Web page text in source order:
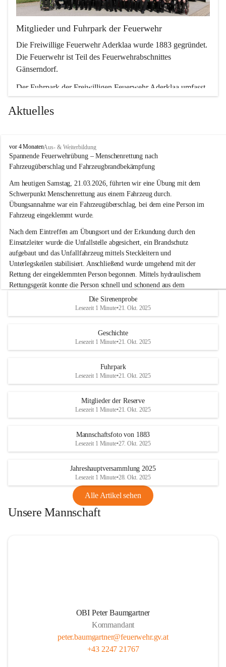
Mitglieder und Fuhrpark der Feuerwehr
Die Freiwillige Feuerwehr Aderklaa wurde 1883 gegründet.
Die Feuerwehr ist Teil des Feuerwehrabschnittes
Gänserndorf.
Der Fuhrpark der Freiwilligen Feuerwehr Aderklaa umfasst
ein RLFA-2000 der Marke Mercedes Artego und ein MTFA
der Marke Mercedes Sprinter. Weiters haben wir noch einen
Aktuelles
F
r
e
w
i
l
l
i
g
e
F
e
u
e
r
w
e
a
vor 4 MonatenAus- & Weiterbildung
Spannende Feuerwehrübung – Menschenrettung nach
Fahrzeugüberschlag und Fahrzeugbrandbekämpfung
Am heutigen Samstag, 21.03.2026, führten wir eine Übung mit dem
Schwerpunkt Menschenrettung aus einem Fahrzeug durch.
Übungsannahme war ein Fahrzeugüberschlag, bei dem eine Person im
Fahrzeug eingeklemmt wurde.
Nach dem Eintreffen am Übungsort und der Erkundung durch den
Einsatzleiter wurde die Unfallstelle abgesichert, ein Brandschutz
aufgebaut und das Unfallfahrzeug mittels Steckleitern und
Unterlegskeilen stabilisiert. Anschließend wurde umgehend mit der
Rettung der eingeklemmten Person begonnen. Mittels hydraulischem
Rettungsgerät konnte die Person schnell und schonend aus dem
Im Anschluss an die technische Übung wurde noch die Bekämpfung
der richtige Umgang mit Handfeuerlöschern besprochen und praktisch
+4
Die Sirenenprobe
Lesezeit 1 Minute•21. Okt. 2025
Geschichte
Lesezeit 1 Minute•21. Okt. 2025
Fuhrpark
Lesezeit 1 Minute•21. Okt. 2025
Mitglieder der Reserve
Lesezeit 1 Minute•21. Okt. 2025
Mannschaftsfoto von 1883
Lesezeit 1 Minute•27. Okt. 2025
Jahreshauptversammlung 2025
Lesezeit 1 Minute•28. Okt. 2025
Alle Artikel sehen
Unsere Mannschaft
OBI Peter Baumgartner
Kommandant
peter.baumgartner@feuerwehr.gv.at
+43 2247 21767